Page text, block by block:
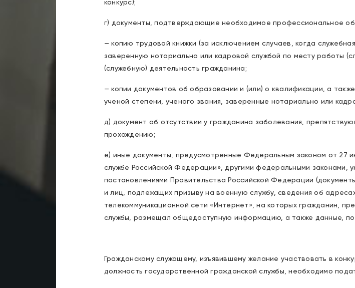
конкурс);
г) документы, подтверждающие необходимое профессиональное
— копию трудовой книжки (за исключением случаев, когда
заверенную нотариально или кадровой службой по месту работы
(служебную) деятельность гражданина;
— копии документов об образовании и (или) о квалификации, а
ученой степени, ученого звания, заверенные нотариально или
д) документ об отсутствии у гражданина заболевания,
прохождению;
е) иные документы, предусмотренные Федеральным законом от 27
службе Российской Федерации», другими федеральными законами,
постановлениями Правительства Российской Федерации
и лиц, подлежащих призыву на военную службу, сведения об
телекоммуникационной сети «Интернет», на которых гражданин,
службы, размещал общедоступную информацию, а также данные,
Гражданскому служащему, изъявившему желание участвовать в
должность государственной гражданской службы, необходимо